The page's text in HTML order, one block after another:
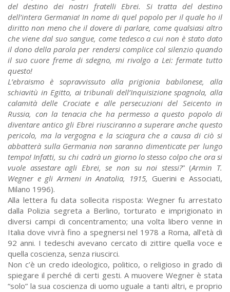
del destino dei nostri fratelli Ebrei. Si tratta del destino
dell’intera Germania! In nome di quel popolo per il quale ho il
diritto non meno che il dovere di parlare, come qualsiasi altro
che viene dal suo sangue, come tedesco a cui non è stato dato
il dono della parola per rendersi complice col silenzio quando
il suo cuore freme di sdegno, mi rivolgo a Lei: fermate tutto
questo!
L’ebraismo è sopravvissuto alla prigionia babilonese, alla
schiavitù in Egitto, ai tribunali dell’Inquisizione spagnola, alla
calamità delle Crociate e alle persecuzioni del Seicento in
Russia, con la tenacia che ha permesso a questo popolo di
diventare antico gli Ebrei riusciranno a superare anche questo
pericolo, ma la vergogna e la sciagura che a causa di ciò si
abbatterà sulla Germania non saranno dimenticate per lungo
tempo! Infatti, su chi cadrà un giorno lo stesso colpo che ora si
vuole assestare agli Ebrei, se non su noi stessi?” (Armin T.
Wegner e gli Armeni in Anatolia, 1915, Guerini e Associati,
Milano 1996).
Alla lettera fu data sollecita risposta: Wegner fu arrestato
dalla Polizia segreta a Berlino, torturato e imprigionato in
diversi campi di concentramento; una volta libero venne in
Italia dove vivrà fino a spegnersi nel 1978 a Roma, all’età di
92 anni. I tedeschi avevano cercato di zittire quella voce e
quella coscienza, senza riuscirci.
Non c’è un credo ideologico, politico, o religioso in grado di
spiegare il perché di certi gesti. A muovere Wegner è stata
“solo” la sua coscienza di uomo uguale a tanti altri, e proprio